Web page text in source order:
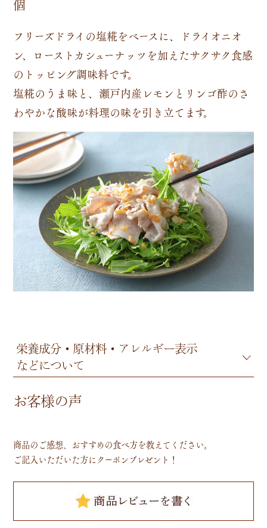
個
フリーズドライの塩糀をベースに、ドライオニオ
ン、ローストカシューナッツを加えたサクサク食感
のトッピング調味料です。
塩糀のうま味と、瀬戸内産レモンとリンゴ酢のさ
わやかな酸味が料理の味を引き立てます。
栄養成分・原材料・アレルギー表示
などについて
お客様の声
商品のご感想、おすすめの食べ方を教えてください。
ご記入いただいた方にクーポンプレゼント！